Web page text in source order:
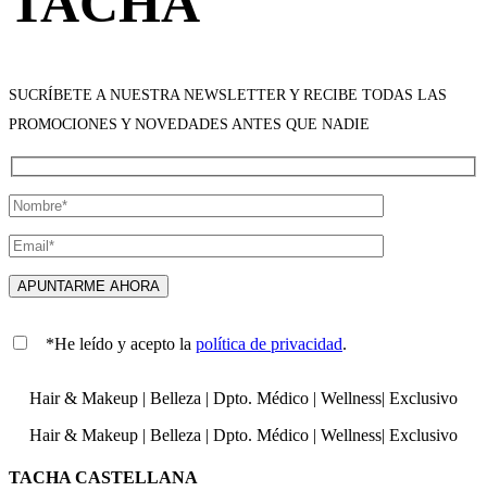
SUCRÍBETE A NUESTRA NEWSLETTER Y RECIBE TODAS LAS
PROMOCIONES Y NOVEDADES ANTES QUE NADIE
*He leído y acepto la política de privacidad.
Hair & Makeup | Belleza | Dpto. Médico | Wellness| Exclusivo
Hair & Makeup | Belleza | Dpto. Médico | Wellness| Exclusivo
TACHA CASTELLANA